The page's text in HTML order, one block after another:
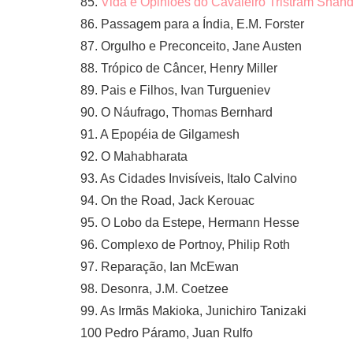
86. Passagem para a Índia, E.M. Forster
87. Orgulho e Preconceito, Jane Austen
88. Trópico de Câncer, Henry Miller
89. Pais e Filhos, Ivan Turgueniev
90. O Náufrago, Thomas Bernhard
91. A Epopéia de Gilgamesh
92. O Mahabharata
93. As Cidades Invisíveis, Italo Calvino
94. On the Road, Jack Kerouac
95. O Lobo da Estepe, Hermann Hesse
96. Complexo de Portnoy, Philip Roth
97. Reparação, Ian McEwan
98. Desonra, J.M. Coetzee
99. As Irmãs Makioka, Junichiro Tanizaki
100 Pedro Páramo, Juan Rulfo